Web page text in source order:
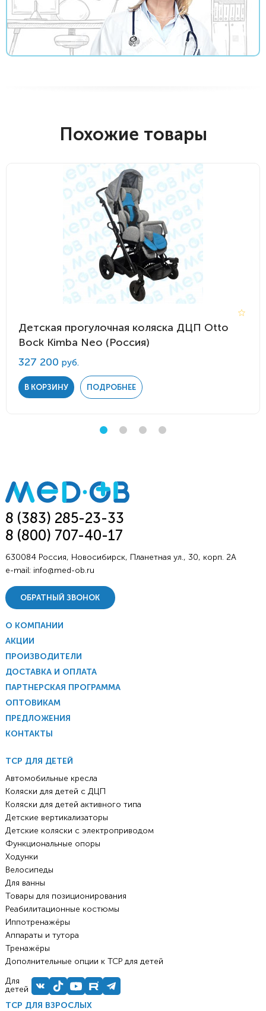
Похожие товары
Детская прогулочная коляска ДЦП Otto
Bock Kimba Neo (Россия)
327 200 руб.
В КОРЗИНУ ПОДРОБНЕЕ
8 (383) 285-23-33
8 (800) 707-40-17
630084 Россия, Новосибирск, Планетная ул., 30, корп. 2А
e-mail: info@med-ob.ru
ОБРАТНЫЙ ЗВОНОК
О КОМПАНИИ
АКЦИИ
ПРОИЗВОДИТЕЛИ
ДОСТАВКА И ОПЛАТА
ПАРТНЕРСКАЯ ПРОГРАММА
ОПТОВИКАМ
ПРЕДЛОЖЕНИЯ
КОНТАКТЫ
ТСР ДЛЯ ВЗРОСЛЫХ
ТСР ДЛЯ ДЕТЕЙ
Автомобильные кресла
Коляски для детей с ДЦП
Коляски для детей активного типа
Детские вертикализаторы
Детские коляски с электроприводом
Функциональные опоры
Ходунки
Велосипеды
Для ванны
Товары для позиционирования
Реабилитационные костюмы
Иппотренажёры
Аппараты и тутора
Тренажёры
Дополнительные опции к ТСР для детей
Для
детей